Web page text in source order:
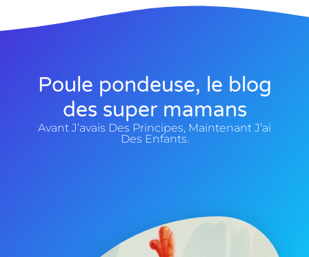
Poule pondeuse, le blog
des super mamans
Avant J’avais Des Principes, Maintenant J’ai
Des Enfants.